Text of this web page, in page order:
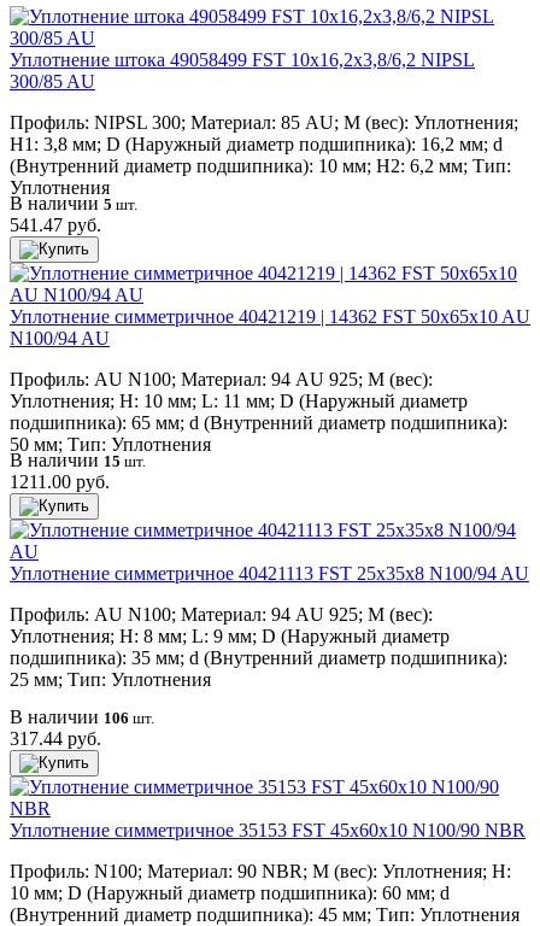
Уплотнение штока 49058499 FST 10x16,2x3,8/6,2 NIPSL
300/85 AU
Профиль: NIPSL 300; Материал: 85 AU; M (вес): Уплотнения;
H1: 3,8 мм; D (Наружный диаметр подшипника): 16,2 мм; d
(Внутренний диаметр подшипника): 10 мм; H2: 6,2 мм; Тип:
Уплотнения
В наличии 5 шт.
541.47 руб.
Уплотнение симметричное 40421219 | 14362 FST 50x65x10 AU
N100/94 AU
Профиль: AU N100; Материал: 94 AU 925; M (вес):
Уплотнения; H: 10 мм; L: 11 мм; D (Наружный диаметр
подшипника): 65 мм; d (Внутренний диаметр подшипника):
50 мм; Тип: Уплотнения
В наличии 15 шт.
1211.00 руб.
Уплотнение симметричное 40421113 FST 25x35x8 N100/94 AU
Профиль: AU N100; Материал: 94 AU 925; M (вес):
Уплотнения; H: 8 мм; L: 9 мм; D (Наружный диаметр
подшипника): 35 мм; d (Внутренний диаметр подшипника):
25 мм; Тип: Уплотнения
В наличии 106 шт.
317.44 руб.
Уплотнение симметричное 35153 FST 45x60x10 N100/90 NBR
Профиль: N100; Материал: 90 NBR; M (вес): Уплотнения; H:
10 мм; D (Наружный диаметр подшипника): 60 мм; d
(Внутренний диаметр подшипника): 45 мм; Тип: Уплотнения